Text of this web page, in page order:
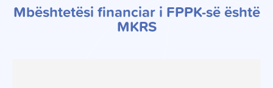
Mbështetësi financiar i FPPK-së është
MKRS